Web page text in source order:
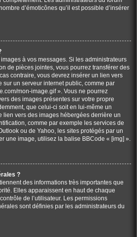
d’émoticônes qu’il est possible d’insérer
à vos messages. Si les administrateurs
de pièces jointes, vous pourrez transférer des
contraire, vous devrez insérer un lien vers
sur un serveur internet public, comme par
mon-image.gif ». Vous ne pourrez
des images présentes sur votre propre
que celui-ci soit en lui-même un
lien vers des images hébergées derrière un
comme par exemple les services de
ou de Yahoo, les sites protégés par un
une image, utilisez la balise BBCode « [img] ».
?
des informations très importantes que
Elles apparaissent en haut de chaque
de l’utilisateur. Les permissions
sont définies par les administrateurs du